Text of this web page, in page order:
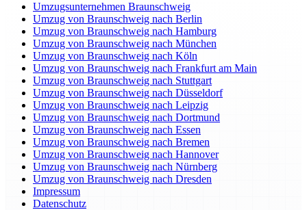
Umzugsunternehmen Braunschweig
Umzug von Braunschweig nach Berlin
Umzug von Braunschweig nach Hamburg
Umzug von Braunschweig nach München
Umzug von Braunschweig nach Köln
Umzug von Braunschweig nach Frankfurt am Main
Umzug von Braunschweig nach Stuttgart
Umzug von Braunschweig nach Düsseldorf
Umzug von Braunschweig nach Leipzig
Umzug von Braunschweig nach Dortmund
Umzug von Braunschweig nach Essen
Umzug von Braunschweig nach Bremen
Umzug von Braunschweig nach Hannover
Umzug von Braunschweig nach Nürnberg
Umzug von Braunschweig nach Dresden
Impressum
Datenschutz